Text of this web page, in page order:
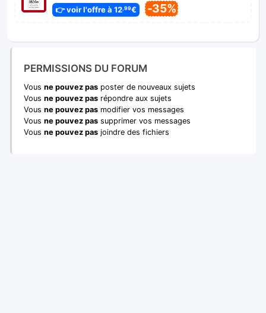
👉 voir l'offre à 12,99€ -35%
PERMISSIONS DU FORUM
Vous ne pouvez pas poster de nouveaux sujets
Vous ne pouvez pas répondre aux sujets
Vous ne pouvez pas modifier vos messages
Vous ne pouvez pas supprimer vos messages
Vous ne pouvez pas joindre des fichiers